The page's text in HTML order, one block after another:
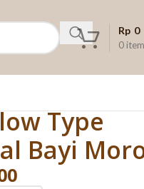
0
Rp 0
Type
Bayi